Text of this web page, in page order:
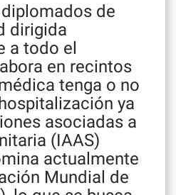
de
dirigida
a todo el
en recintos
tenga o no
ya
asociadas a
(IAAS)
actualmente
Mundial de